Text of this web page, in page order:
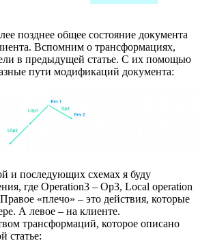
позднее общее состояние документа
Вспомним о трансформациях,
в предыдущей статье. С их помощью
пути модификаций документа:
и последующих схемах я буду
где Operation3 – Op3, Local operation
«плечо» – это действия, которые
А левое – на клиенте.
трансформаций, которое описано
статье: